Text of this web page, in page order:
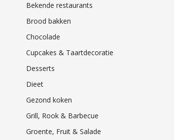
Bekende restaurants
Brood bakken
Chocolade
Cupcakes & Taartdecoratie
Desserts
Dieet
Gezond koken
Grill, Rook & Barbecue
Groente, Fruit & Salade